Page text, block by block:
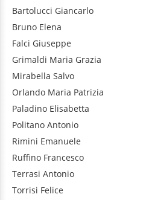
Bartolucci Giancarlo
Bruno Elena
Falci Giuseppe
Grimaldi Maria Grazia
Mirabella Salvo
Orlando Maria Patrizia
Paladino Elisabetta
Politano Antonio
Rimini Emanuele
Ruffino Francesco
Terrasi Antonio
Torrisi Felice